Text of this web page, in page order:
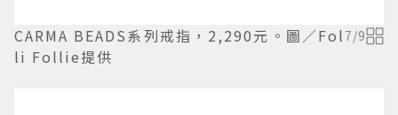
CARMA BEADS系列戒指，2,290元。圖／Fol
li Follie提供
7/9